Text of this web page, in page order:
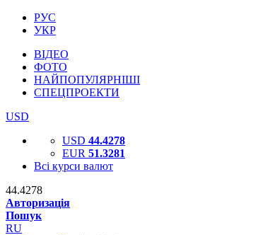
РУС
УКР
ВІДЕО
ФОТО
НАЙПОПУЛЯРНІШІ
СПЕЦПРОЕКТИ
USD
USD 44.4278
EUR 51.3281
Всі курси валют
44.4278
Авторизація
Пошук
RU